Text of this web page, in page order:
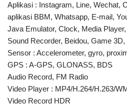
Aplikasi : Instagram, Line, Wechat,
aplikasi BBM, Whatsapp, E-mail,
Java Emulator, Clock, Media
Sound Recorder, Beidou, Game 3D,
Sensor : Accelerometer, gyro,
GPS : A-GPS, GLONASS, BDS
Audio Record, FM Radio
Video Player : MP4/H.264/H.263/
Video Record HDR